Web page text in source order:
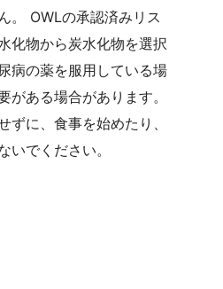
。 OWLの承認済みリス
化物から炭水化物を選択
病の薬を服用している場
がある場合があります。
ずに、食事を始めたり、
いでください。